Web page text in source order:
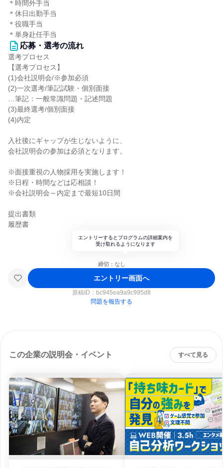
＊時間外手当
＊休日出勤手当
＊役職手当
＊単身赴任手当
応募・選考の流れ
選考プロセス
【選考プロセス】
(1)会社説明会/※参加必須
(2)一次選考/筆記試験・個別面接
…筆記：一般常識問題・記述問題
(3)最終選考/個別面接
(4)内定
入社後にギャップが生じないように、
会社説明会の参加は必須となります。
※面接重視の人物採用を実施します！
※日程・時間などは応相談！
※会社説明会～内定まで最短10日間
提出書類
履歴書
エントリーするとプログラムの詳細案内を
受け取れるようになります
締切：なし
エントリー画面へ
原稿ID： bc945ea9a9c995d8
問題を報告する
この企業の説明会・イベント すべて見る